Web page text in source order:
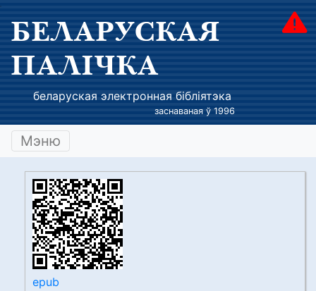
БЕЛАРУСКАЯ
ПАЛІЧКА
беларуская электронная бібліятэка
заснаваная ў 1996
Мэню
epub